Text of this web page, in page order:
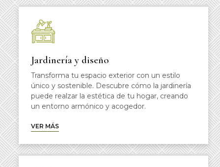
Jardinería y diseño
Transforma tu espacio exterior con un estilo
único y sostenible. Descubre cómo la jardinería
puede realzar la estética de tu hogar, creando
un entorno armónico y acogedor.
VER MÁS